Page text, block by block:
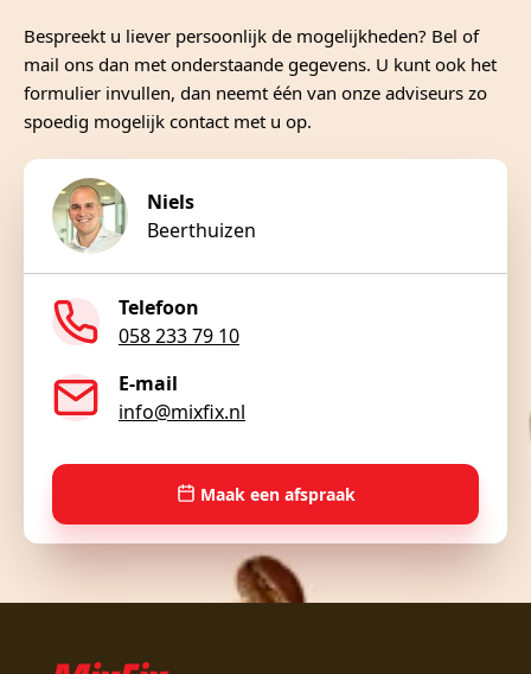
Bespreekt u liever persoonlijk de mogelijkheden? Bel of
mail ons dan met onderstaande gegevens. U kunt ook het
formulier invullen, dan neemt één van onze adviseurs zo
spoedig mogelijk contact met u op.
Niels
Beerthuizen
Telefoon
058 233 79 10
E-mail
info@mixfix.nl
Maak een afspraak